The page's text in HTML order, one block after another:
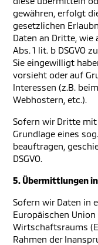
gewähren, erfolgt
gesetzlichen
Daten an Dritte, wie
Abs. 1 lit. b DSGVO
Sie eingewilligt
vorsieht oder auf
Interessen (z.B.
Webhostern, etc.).
Sofern wir Dritte
Grundlage eines
beauftragen,
DSGVO.
5. Übermittlungen
Sofern wir Daten in
Europäischen
Wirtschaftsraums
Rahmen der